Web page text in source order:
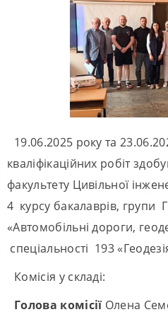
19.06.2025 року та
кваліфікаційних робіт
факультету Цивільної
4 курсу бакалаврів, групи
«Автомобільні дороги,
спеціальності 193
Комісія у складі:
Голова комісії Олена